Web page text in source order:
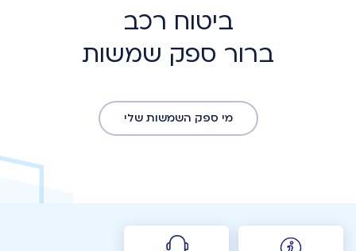
ברור ספק שמשות
מי ספק השמשות שלי